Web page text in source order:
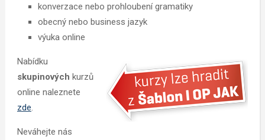
konverzace nebo prohloubení gramatiky
obecný nebo business jazyk
výuka online
Nabídku
skupinových kurzů
online naleznete
zde.
Neváhejte nás